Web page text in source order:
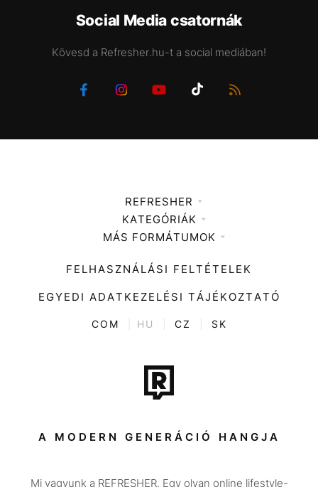
Social Media csatornák
Kövesd a Refresher.hu-t a social mediában!
REFRESHER
Médiaajánlat
KATEGÓRIÁK
Zene
Divat
Kultúra
ENTR
Tech-Tudomány
Sport
Társadalom
MÁS FORMÁTUMOK
FELHASZNÁLÁSI FELTÉTELEK
EGYEDI ADATKEZELÉSI TÁJÉKOZTATÓ
COM HU CZ SK
A MODERN GENERÁCIÓ HANGJA
Mi vagyunk a REFRESHER. Egy olyan online lifestyle-